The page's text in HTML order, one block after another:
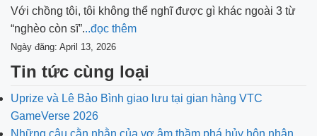
Với chồng tôi, tôi không thể nghĩ được gì khác ngoài 3 từ
“nghèo còn sĩ”...đọc thêm
Ngày đăng: April 13, 2026
Tin tức cùng loại
Uprize và Lê Bảo Bình giao lưu tại gian hàng VTC
GameVerse 2026
Những câu cằn nhằn của vợ âm thầm phá hủy hôn nhân